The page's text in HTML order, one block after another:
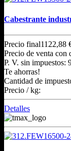
Cabestrante
Precio final1122,88
Precio de venta con
P. V. sin impuestos:
Te ahorras!
Cantidad de
Precio / kg:
Detalles